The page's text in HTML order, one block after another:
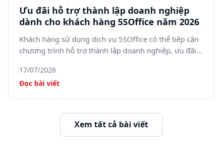
Ưu đãi hỗ trợ thành lập doanh nghiệp
dành cho khách hàng 5SOffice năm 2026
Khách hàng sử dụng dịch vụ 5SOffice có thể tiếp cận
chương trình hỗ trợ thành lập doanh nghiệp, ưu đãi
trong năm 2026.
17/07/2026
Đọc bài viết
Xem tất cả bài viết